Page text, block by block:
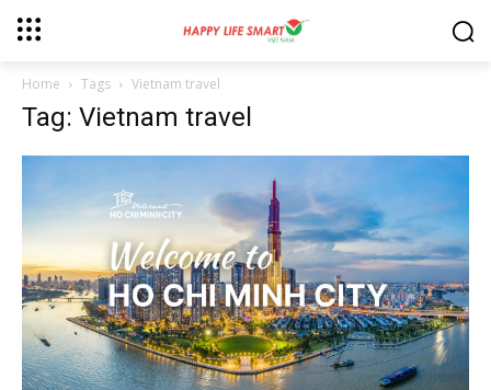
Home Tags Vietnam travel
Tag: Vietnam travel